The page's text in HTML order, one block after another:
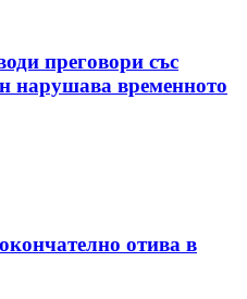
преговори със
временното
отива в